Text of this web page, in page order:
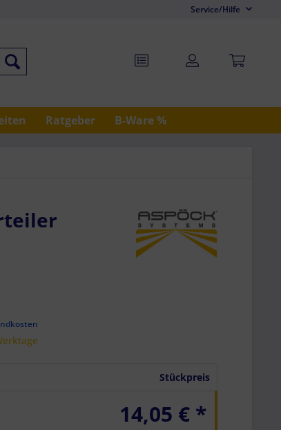
Service/Hilfe
Ratgeber B-Ware %
Stückpreis
14,05 € *